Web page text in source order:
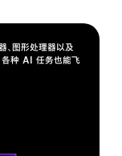
图形处理器以及
各种 AI 任务也能飞